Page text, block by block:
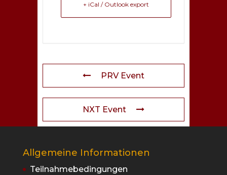
+ iCal / Outlook export
PRV Event
NXT Event
Allgemeine Informationen
Teilnahmebedingungen